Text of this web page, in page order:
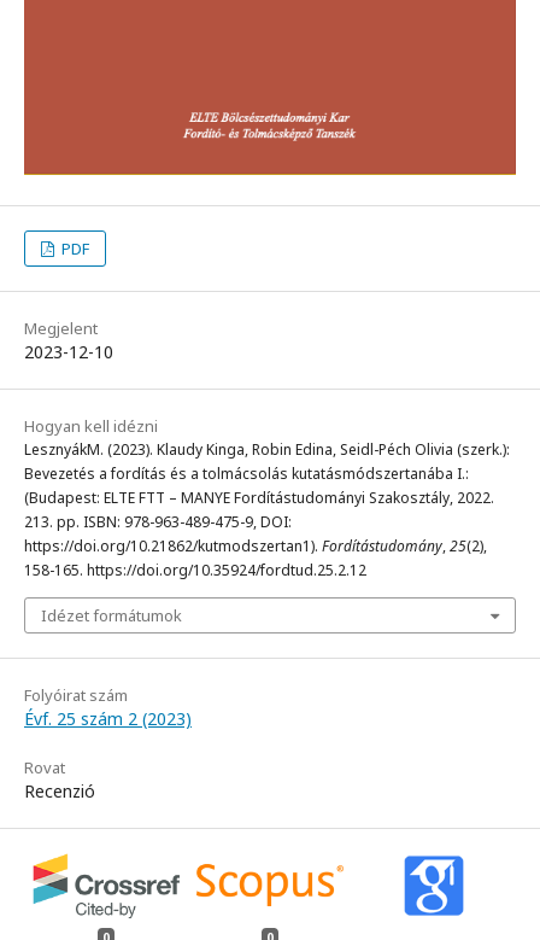
PDF
Megjelent
2023-12-10
Hogyan kell idézni
LesznyákM. (2023). Klaudy Kinga, Robin Edina, Seidl-Péch Olivia (szerk.):
Bevezetés a fordítás és a tolmácsolás kutatásmódszertanába I.:
(Budapest: ELTE FTT – MANYE Fordítástudományi Szakosztály, 2022.
213. pp. ISBN: 978-963-489-475-9, DOI:
https://doi.org/10.21862/kutmodszertan1). Fordítástudomány,25(2),
158-165. https://doi.org/10.35924/fordtud.25.2.12
Idézet formátumok
Folyóirat szám
Évf. 25 szám 2 (2023)
Rovat
Recenzió